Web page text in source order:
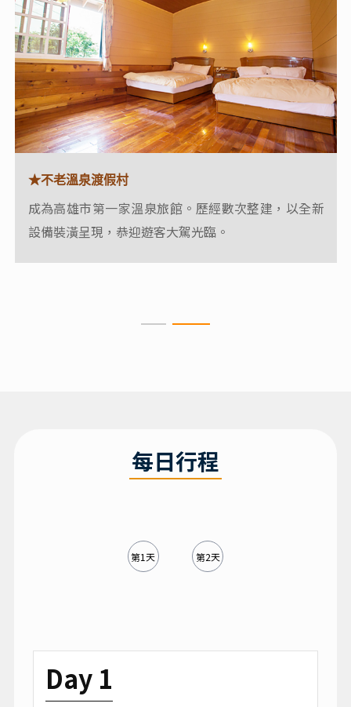
★不老溫泉渡假村
位於高雄六龜區，是歷史悠久的溫泉區，泉質為清
澈、無色無味的弱鹼性碳酸泉，可浴可飲，水溫約48°
★不老溫泉渡假村
成為高雄市第一家溫泉旅館。歷經數次整建，以全新
設備裝潢呈現，恭迎遊客大駕光臨。
每日行程
第1天 第2天
Day 1